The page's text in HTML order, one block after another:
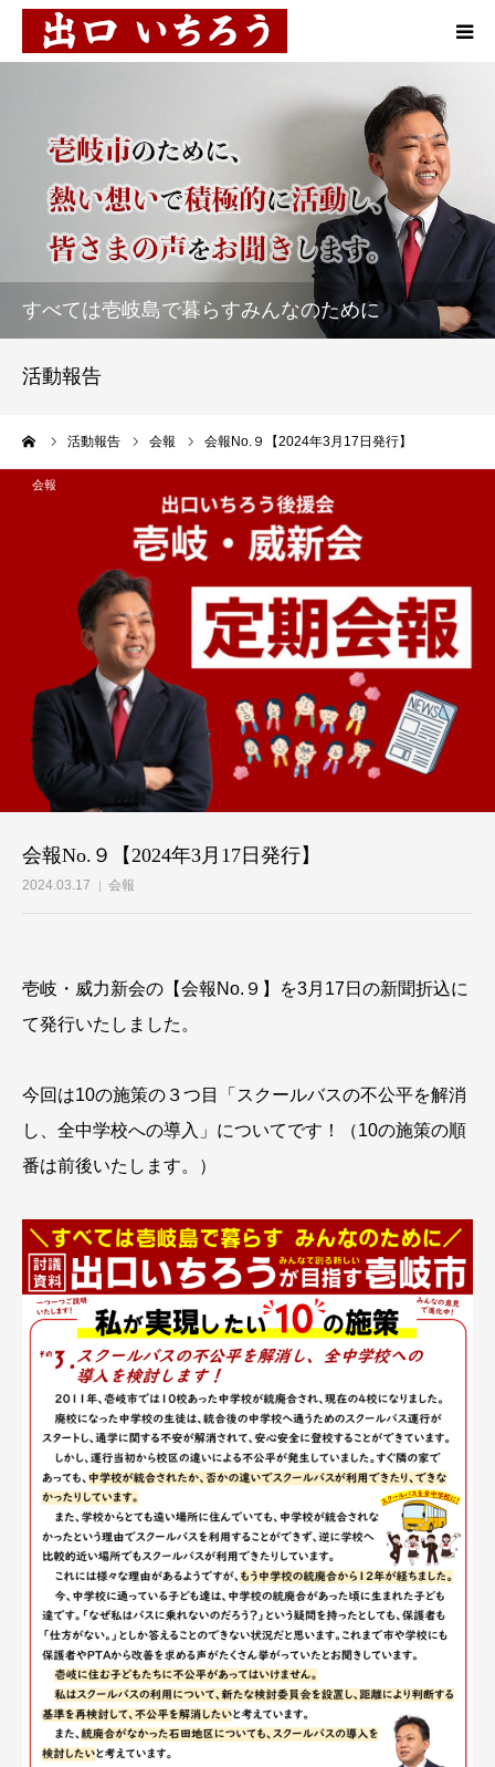
すべては壱岐島で暮らすみんなのために
活動報告
活動報告 会報 会報No.９【2024年3月17日発行】
会報
会報No.９【2024年3月17日発行】
2024.03.17 会報
壱岐・威力新会の【会報No.９】を3月17日の新聞折込に
て発行いたしました。
今回は10の施策の３つ目「スクールバスの不公平を解消
し、全中学校への導入」についてです！（10の施策の順
番は前後いたします。）
10の施策
お知らせ
活動報告
お問い合わせ